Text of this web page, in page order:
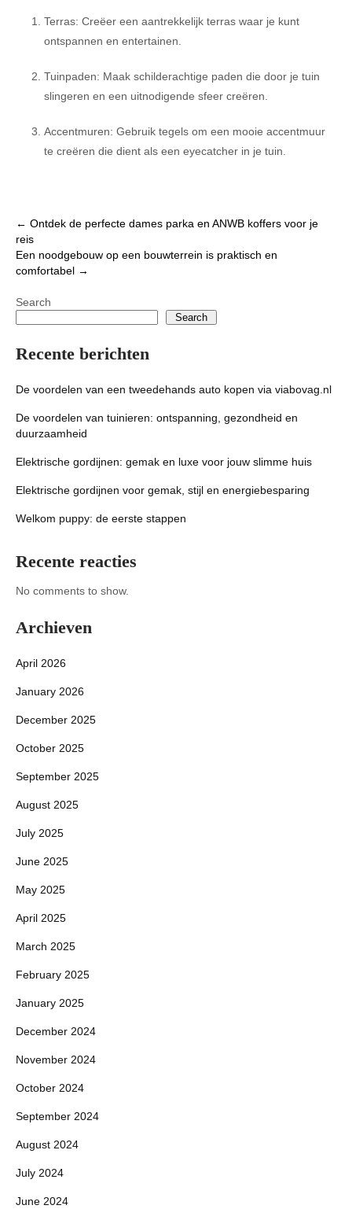
Terras: Creëer een aantrekkelijk terras waar je kunt
ontspannen en entertainen.
Tuinpaden: Maak schilderachtige paden die door je tuin
slingeren en een uitnodigende sfeer creëren.
Accentmuren: Gebruik tegels om een ​​mooie accentmuur
te creëren die dient als een eyecatcher in je tuin.
Post
navigation
← Ontdek de perfecte dames parka en ANWB koffers voor je
reis
Een noodgebouw op een bouwterrein is praktisch en
comfortabel →
Search
Search
Recente berichten
De voordelen van een tweedehands auto kopen via viabovag.nl
De voordelen van tuinieren: ontspanning, gezondheid en
duurzaamheid
Elektrische gordijnen: gemak en luxe voor jouw slimme huis
Elektrische gordijnen voor gemak, stijl en energiebesparing
Welkom puppy: de eerste stappen
Recente reacties
No comments to show.
Archieven
April 2026
January 2026
December 2025
October 2025
September 2025
August 2025
July 2025
June 2025
May 2025
April 2025
March 2025
February 2025
January 2025
December 2024
November 2024
October 2024
September 2024
August 2024
July 2024
June 2024